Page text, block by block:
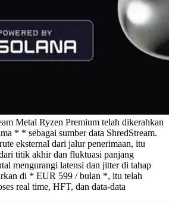
Metal Ryzen Premium telah dikerahkan
* * sebagai sumber data ShredStream.
eksternal dari jalur penerimaan, itu
titik akhir dan fluktuasi panjang
mengurangi latensi dan jitter di tahap
di * EUR 599 / bulan *, itu telah
real time, HFT, dan data-data